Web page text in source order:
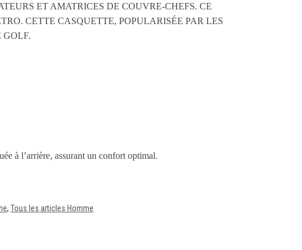
ET AMATRICES DE COUVRE-CHEFS. CE
CETTE CASQUETTE, POPULARISÉE PAR LES
GOLF.
à l’arrière, assurant un confort optimal.
, Tous les articles Homme